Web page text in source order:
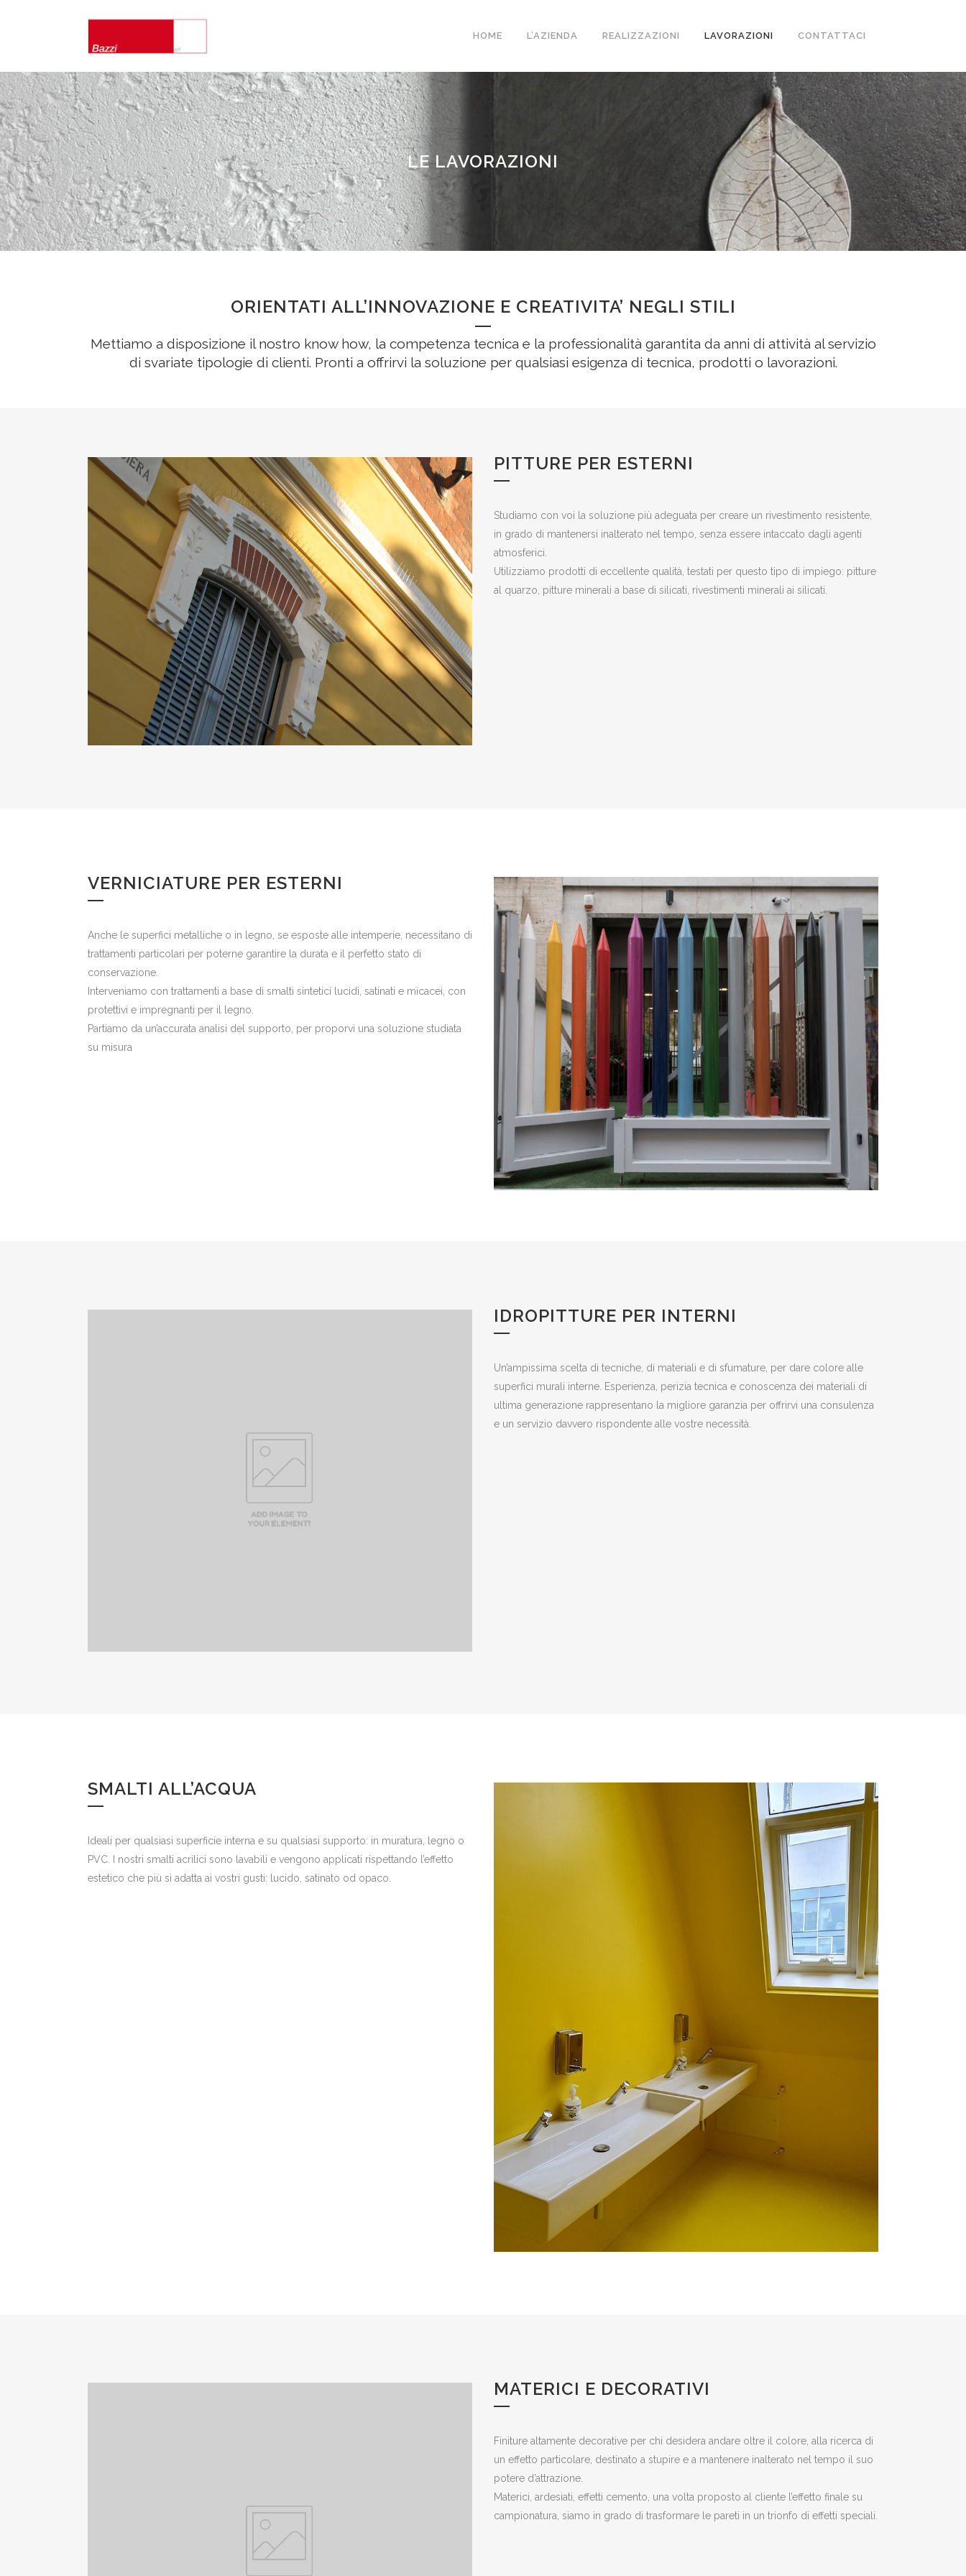
HOME L’AZIENDA REALIZZAZIONI LAVORAZIONI CONTATTACI
LE LAVORAZIONI
ORIENTATI ALL’INNOVAZIONE E CREATIVITA’ NEGLI STILI
Mettiamo a disposizione il nostro know how, la competenza tecnica e la professionalità garantita da anni di attività al servizio
di svariate tipologie di clienti. Pronti a offrirvi la soluzione per qualsiasi esigenza di tecnica, prodotti o lavorazioni.
PITTURE PER ESTERNI
Studiamo con voi la soluzione più adeguata per creare un rivestimento resistente,
in grado di mantenersi inalterato nel tempo, senza essere intaccato dagli agenti
atmosferici.
Utilizziamo prodotti di eccellente qualità, testati per questo tipo di impiego: pitture
al quarzo, pitture minerali a base di silicati, rivestimenti minerali ai silicati.
VERNICIATURE PER ESTERNI
Anche le superfici metalliche o in legno, se esposte alle intemperie, necessitano di
trattamenti particolari per poterne garantire la durata e il perfetto stato di
conservazione.
Interveniamo con trattamenti a base di smalti sintetici lucidi, satinati e micacei, con
protettivi e impregnanti per il legno.
Partiamo da un’accurata analisi del supporto, per proporvi una soluzione studiata
su misura
IDROPITTURE PER INTERNI
Un’ampissima scelta di tecniche, di materiali e di sfumature, per dare colore alle
superfici murali interne. Esperienza, perizia tecnica e conoscenza dei materiali di
ultima generazione rappresentano la migliore garanzia per offrirvi una consulenza
e un servizio davvero rispondente alle vostre necessità.
SMALTI ALL’ACQUA
Ideali per qualsiasi superficie interna e su qualsiasi supporto: in muratura, legno o
PVC. I nostri smalti acrilici sono lavabili e vengono applicati rispettando l’effetto
estetico che più si adatta ai vostri gusti: lucido, satinato od opaco.
MATERICI E DECORATIVI
Finiture altamente decorative per chi desidera andare oltre il colore, alla ricerca di
un effetto particolare, destinato a stupire e a mantenere inalterato nel tempo il suo
potere d’attrazione.
Materici, ardesiati, effetti cemento, una volta proposto al cliente l’effetto finale su
campionatura, siamo in grado di trasformare le pareti in un trionfo di effetti speciali.